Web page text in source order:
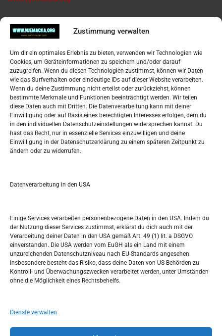
Zustimmung verwalten
Um dir ein optimales Erlebnis zu bieten, verwenden wir Technologien wie
Cookies, um Geräteinformationen zu speichern und/oder darauf
zuzugreifen. Wenn du diesen Technologien zustimmst, können wir Daten
wie das Surfverhalten oder eindeutige IDs auf dieser Website verarbeiten.
Wenn du deine Zustimmung nicht erteilst oder zurückziehst, können
bestimmte Merkmale und Funktionen beeinträchtigt werden. Wir teilen
diese Daten auch mit Dritten. Die Datenverarbeitung kann mit deiner
Einwilligung oder auf Basis eines berechtigten Interesses erfolgen, dem du
in den individuellen Datenschutzeinstellungen widersprechen kannst. Du
hast das Recht, nur in essenzielle Services einzuwilligen und deine
Einwilligung in der Datenschutzerklärung zu einem späteren Zeitpunkt zu
ändern oder zu widerrufen.
Datenverarbeitung in den USA
Einige Services verarbeiten personenbezogene Daten in den USA. Indem du
der Nutzung dieser Services zustimmst, erklärst du dich auch mit der
Verarbeitung deiner Daten in den USA gemäß Art. 49 (1) lit. a DSGVO
einverstanden. Die USA werden vom EuGH als ein Land mit einem
unzureichenden Datenschutzniveau nach EU-Standards angesehen.
Insbesondere besteht das Risiko, dass deine Daten von US-Behörden zu
Kontroll- und Überwachungszwecken verarbeitet werden, unter Umständen
ohne die Möglichkeit eines Rechtsbehelfs.
Dienste verwalten
Pregled
Datenschutzerklärung
Widerufsbelehrung
Oglašavanje / Postavite svoj oglas
Tko je “Idemo u Svijet – Njemačka?
Pretražite stranicu:
S
OKTOBER 2020
M D M D F S
1 2 3
5 6 7 8 9 10 11
19 20
26 27 28 29 30 31